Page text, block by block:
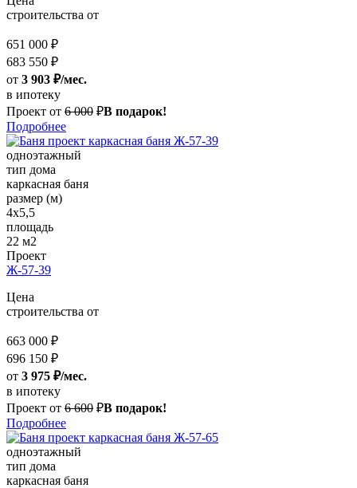
строительства от
651 000 ₽
683 550 ₽
от 3 903 ₽/мес.
в ипотеку
Проект от 6 000 ₽В подарок!
Подробнее
одноэтажный
тип дома
каркасная баня
размер (м)
4x5,5
площадь
22 м2
Проект
Ж-57-39
Цена
строительства от
663 000 ₽
696 150 ₽
от 3 975 ₽/мес.
в ипотеку
Проект от 6 600 ₽В подарок!
Подробнее
одноэтажный
тип дома
каркасная баня